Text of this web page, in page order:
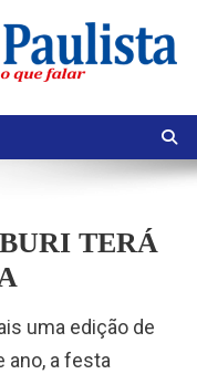
TERÁ
uma edição de
ano, a festa